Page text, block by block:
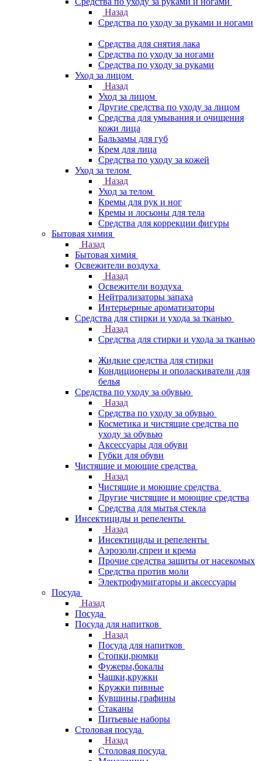
Назад
Средства по уходу за руками и ногами
Средства для снятия лака
Средства по уходу за ногами
Средства по уходу за руками
Уход за лицом
Назад
Уход за лицом
Другие средства по уходу за лицом
Средства для умывания и очищения
кожи лица
Бальзамы для губ
Крем для лица
Средства по уходу за кожей
Уход за телом
Назад
Уход за телом
Кремы для рук и ног
Кремы и лосьоны для тела
Средства для коррекции фигуры
Бытовая химия
Назад
Бытовая химия
Освежители воздуха
Назад
Освежители воздуха
Нейтрализаторы запаха
Интерьерные ароматизаторы
Средства для стирки и ухода за тканью
Назад
Средства для стирки и ухода за тканью
Жидкие средства для стирки
Кондиционеры и ополаскиватели для
белья
Средства по уходу за обувью
Назад
Средства по уходу за обувью
Косметика и чистящие средства по
уходу за обувью
Аксессуары для обуви
Губки для обуви
Чистящие и моющие средства
Назад
Чистящие и моющие средства
Другие чистящие и моющие средства
Средства для мытья стекла
Инсектициды и репеленты
Назад
Инсектициды и репеленты
Аэрозоли,спреи и крема
Прочие средства защиты от насекомых
Средства против моли
Электрофумигаторы и аксессуары
Посуда
Назад
Посуда
Посуда для напитков
Назад
Посуда для напитков
Стопки,рюмки
Фужеры,бокалы
Чашки,кружки
Кружки пивные
Кувшины,графины
Стаканы
Питьевые наборы
Столовая посуда
Назад
Столовая посуда